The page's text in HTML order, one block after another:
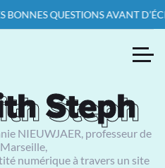
QUESTIONS AVANT D’ÉCRIRE
Steph
Steph
NIEUWJAER, professeur de
numérique à travers un site